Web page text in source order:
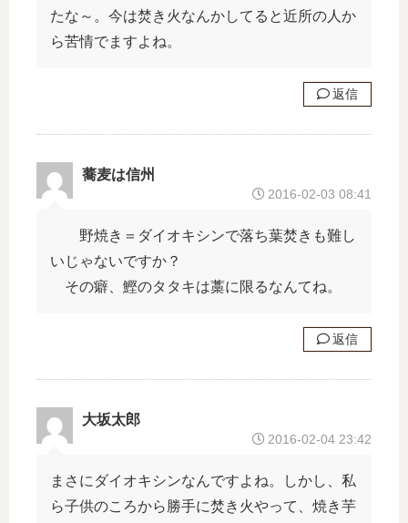
たな～。今は焚き火なんかしてると近所の人か
ら苦情でますよね。
返信
蕎麦は信州
2016-02-03 08:41
野焼き＝ダイオキシンで落ち葉焚きも難し
いじゃないですか？
その癖、鰹のタタキは藁に限るなんてね。
返信
大坂太郎
2016-02-04 23:42
まさにダイオキシンなんですよね。しかし、私
ら子供のころから勝手に焚き火やって、焼き芋